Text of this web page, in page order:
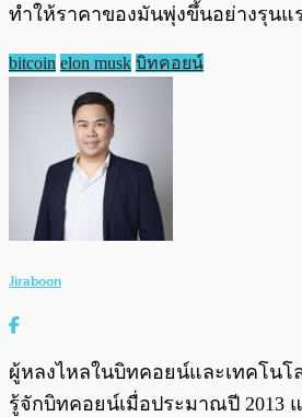
ทำให้ราคาของมันพุ่งขึ้นอย่างรุน
bitcoin elon musk บิทคอยน์
Jiraboon
ผู้หลงไหลในบิทคอยน์และเทคโนโล
รู้จักบิทคอยน์เมื่อประมาณปี 2013